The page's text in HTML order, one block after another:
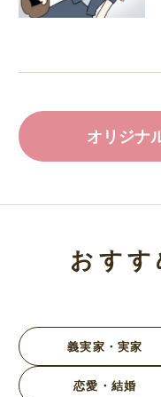
オリジナ
おす
義実家・実家
恋愛・結婚